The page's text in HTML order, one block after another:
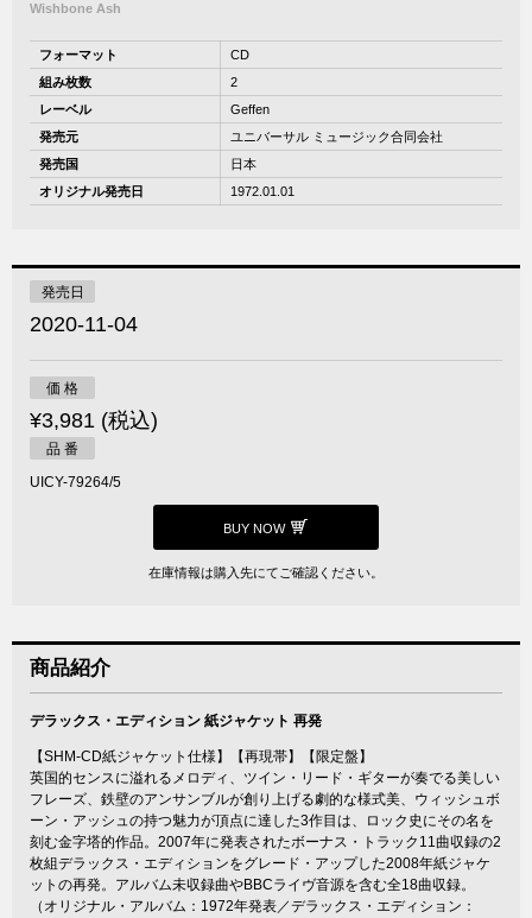
Wishbone Ash
フォーマット
CD
組み枚数
2
レーベル
Geffen
発売元
ユニバーサル ミュージック合同会社
発売国
日本
オリジナル発売日
1972.01.01
発売日
2020-11-04
価 格
¥3,981 (税込)
品 番
UICY-79264/5
BUY NOW
在庫情報は購入先にてご確認ください。
商品紹介
デラックス・エディション 紙ジャケット 再発
【SHM-CD紙ジャケット仕様】【再現帯】【限定盤】
英国的センスに溢れるメロディ、ツイン・リード・ギターが奏でる美しい
フレーズ、鉄壁のアンサンブルが創り上げる劇的な様式美、ウィッシュボ
ーン・アッシュの持つ魅力が頂点に達した3作目は、ロック史にその名を
刻む金字塔的作品。2007年に発表されたボーナス・トラック11曲収録の2
枚組デラックス・エディションをグレード・アップした2008年紙ジャケ
ットの再発。アルバム未収録曲やBBCライヴ音源を含む全18曲収録。
（オリジナル・アルバム：1972年発表／デラックス・エディション：